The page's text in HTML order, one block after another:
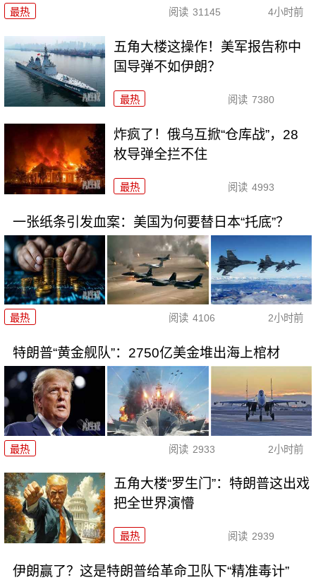
最热 阅读 31145 4小时前
五角大楼这操作！美军报告称中
国导弹不如伊朗？
最热 阅读 7380
炸疯了！俄乌互掀“仓库战”，28
枚导弹全拦不住
最热 阅读 4993
一张纸条引发血案：美国为何要替日本“托底”？
最热 阅读 4106 2小时前
特朗普“黄金舰队”：2750亿美金堆出海上棺材
最热 阅读 2933 2小时前
五角大楼“罗生门”：特朗普这出戏
把全世界演懵
最热 阅读 2939
伊朗赢了？这是特朗普给革命卫队下“精准毒计”